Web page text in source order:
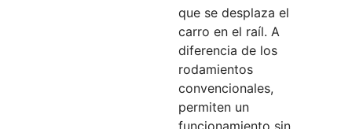
que se desplaza el
carro en el raíl. A
diferencia de los
rodamientos
convencionales,
permiten un
funcionamiento sin